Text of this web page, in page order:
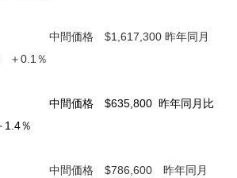
格 $1,617,300 昨年同月
0.1％
中間価格 $635,800 昨年同月比
％
価格 $786,600 昨年同月